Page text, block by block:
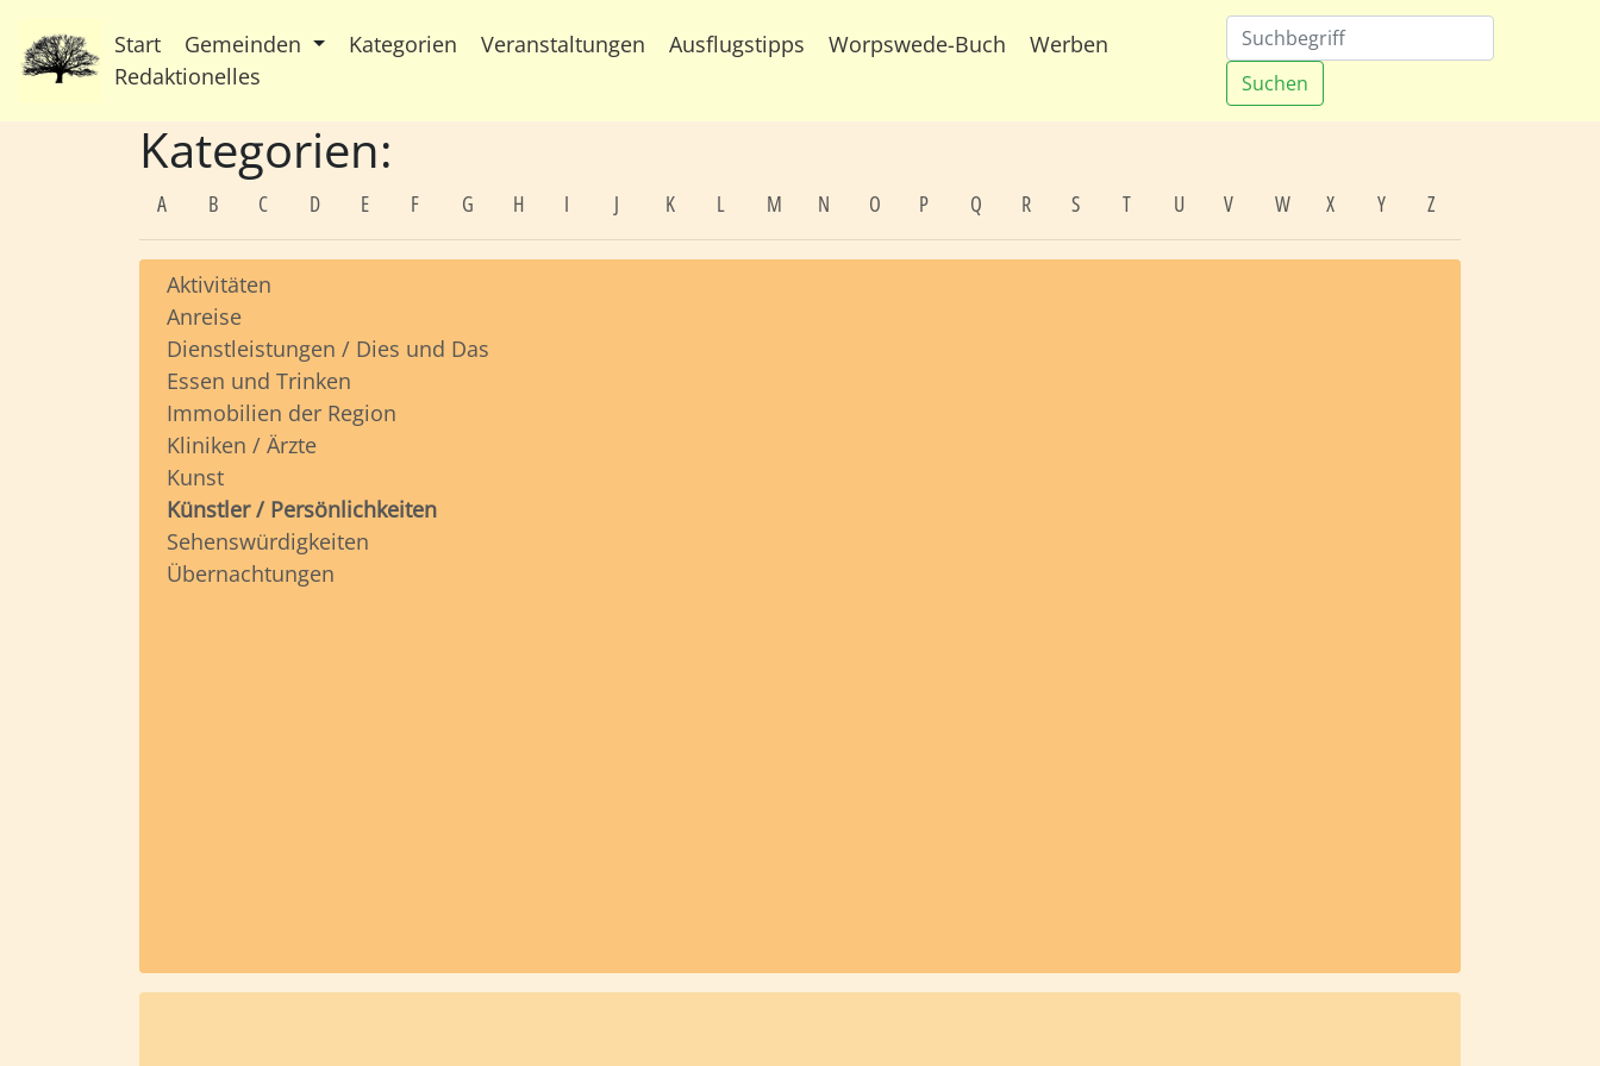
Start Gemeinden Kategorien Veranstaltungen Ausflugstipps Worpswede-Buch
Werben
Redaktionelles
Suchen
Kategorien:
A B C D E F G H I J K L M N O P Q R S T U V W X Y Z
Aktivitäten
Anreise
Dienstleistungen / Dies und Das
Essen und Trinken
Immobilien der Region
Kliniken / Ärzte
Kunst
Künstler / Persönlichkeiten
Sehenswürdigkeiten
Übernachtungen